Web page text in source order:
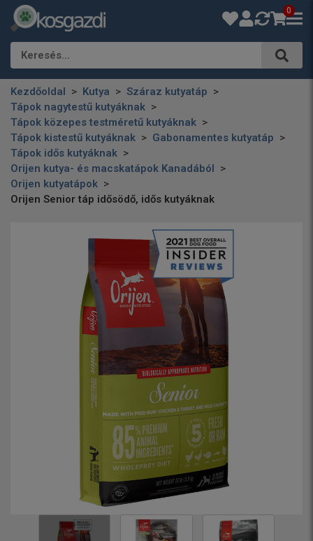
0
Keresés…
Kezdőoldal Kutya
Száraz kutyatáp
Tápok nagytestű kutyáknak
Tápok közepes testméretű kutyáknak
Tápok kistestű kutyáknak
Gabonamentes kutyatáp
Tápok idős kutyáknak
Orijen kutya- és macskatápok Kanadából
Orijen kutyatápok
Orijen Senior táp idősödő, idős kutyáknak